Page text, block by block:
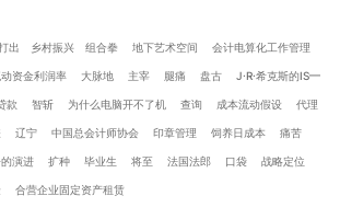
出 乡村振兴 组合拳 地下艺术空间 会计电算化工作管理
资金利润率 大脉地 主宰 腿痛 盘古 J·R·希克斯的IS—
款 智斩 为什么电脑开不了机 查询 成本流动假设 代理
辽宁 中国总会计师协会 印章管理 饲养日成本 痛苦
演进 扩种 毕业生 将至 法国法郎 口袋 战略定位
合营企业固定资产租赁